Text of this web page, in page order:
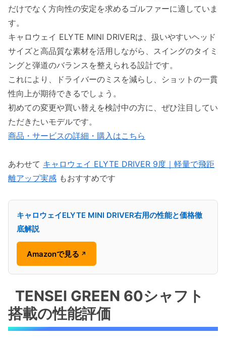
だけでなく方向性の安定を求めるゴルファーに適していま
す。
キャロウェイ ELYTE MINI DRIVERは、扱いやすいヘッド
サイズと高品質な素材を活用しながら、スイングのタイミ
ングと弾道のバランスを整えられる設計です。
これにより、ドライバーのミスを減らし、ショットの一貫
性向上が期待できるでしょう。
初めての変更や買い替えを検討中の方に、ぜひ注目してい
ただきたいモデルです。
商品・サービスの詳細・購入はこちら
あわせて キャロウェイ ELYTE DRIVER 9度｜軽量で飛距
離アップ実感 もおすすめです
キャロウェイELYTE MINI DRIVER右用の性能と価格徹
底解説
Amazonで見る ↗
TENSEI GREEN 60シャフト
搭載の性能評価